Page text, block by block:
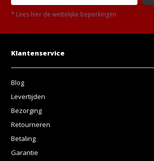
* Lees hier de wettelijke beperkingen
Klantenservice
Blog
Levertijden
Bezorging
Retourneren
Betaling
Garantie